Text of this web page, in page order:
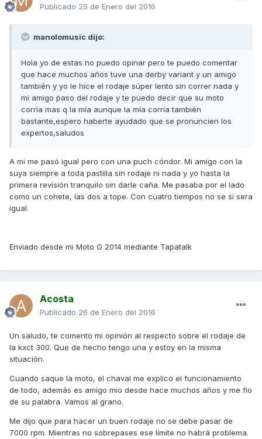
Publicado 25 de Enero del 2016
manolomusic dijo:
Hola yo de estas no puedo opinar pero te puedo comentar
que hace muchos años tuve una derby variant y un amigo
también y yo le hice el rodaje súper lento sin correr nada y
mi amigo paso del rodaje y te puedo decir que su moto
corría mas q la mía aunque la mía corría también
bastante,espero haberte ayudado que se pronuncien los
expertos,saludos
A mi me pasó igual pero con una puch cóndor. Mi amigo con la
suya siempre a toda pastilla sin rodaje ni nada y yo hasta la
primera revisión tranquilo sin darle caña. Me pasaba por el lado
como un cohete, las dos a tope. Con cuatro tiempos no se si sera
igual.
Enviado desde mi Moto G 2014 mediante Tapatalk
Acosta
Publicado 26 de Enero del 2016
Un saludo, te comento mi opinión al respecto sobre el rodaje de
la kxct 300. Que de hecho tengo una y estoy en la misma
situación.
Cuando saque la moto, el chaval me explico el funcionamiento
de todo, además es amigo mio desde hace muchos años y me fio
de su palabra. Vamos al grano.
Me dijo que para hacer un buen rodaje no se debe pasar de
7000 rpm. Mientras no sobrepases ese límite no habrá problema.